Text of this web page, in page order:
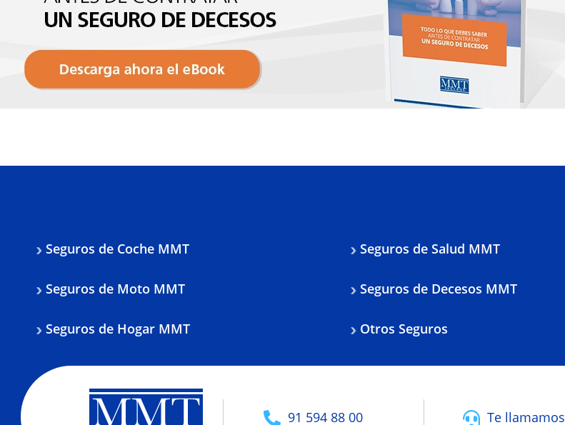
Seguros de Coche MMT
Seguros de Moto MMT
Seguros de Hogar MMT
Seguros de Salud MMT
Seguros de Decesos MMT
Otros Seguros
91 594 88 00 Te llamamos